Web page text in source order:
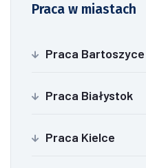
Praca w miastach
Praca Bartoszyce
Praca Białystok
Praca Kielce